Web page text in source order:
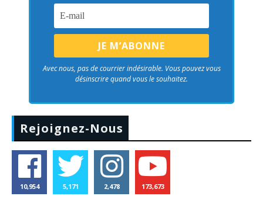
Avec nous, pas de courrier indésirable. Vous pouvez vous
désinscrire quand vous le souhaitez.
Rejoignez-Nous
10,954 5,171 2,478 173,673